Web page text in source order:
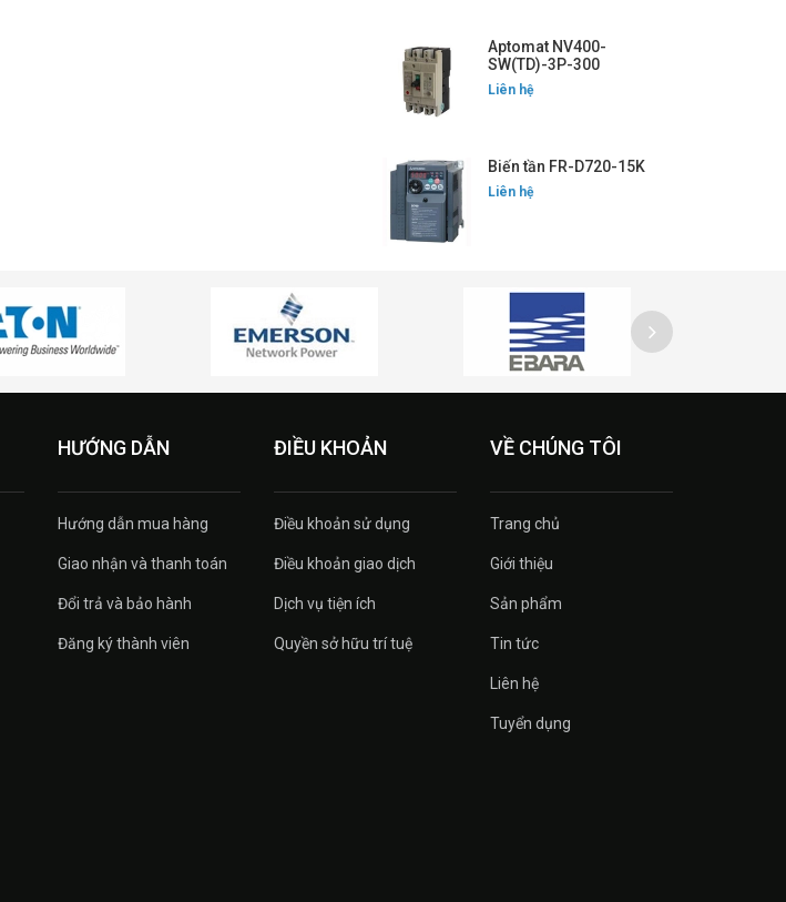
Aptomat NV400-
SW(TD)-3P-300
Liên hệ
Biến tần FR-D720-15K
Liên hệ
HƯỚNG DẪN
Hướng dẫn mua hàng
Giao nhận và thanh toán
Đổi trả và bảo hành
Đăng ký thành viên
ĐIỀU KHOẢN
Điều khoản sử dụng
Điều khoản giao dịch
Dịch vụ tiện ích
Quyền sở hữu trí tuệ
VỀ CHÚNG TÔI
Trang chủ
Giới thiệu
Sản phẩm
Tin tức
Liên hệ
Tuyển dụng